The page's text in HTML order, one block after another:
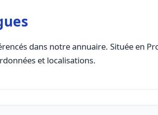
dans notre annuaire. Située en
et localisations.